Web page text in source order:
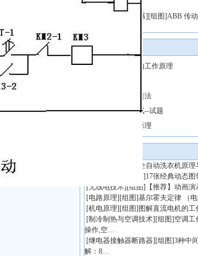
设…
变频器与软启动器][组图]ABB 传
推荐文章
·图解直流电机的工作原理
三相电原理和接法
·初级电工证考试--试题
软启动器工作原理
全自动洗衣机原
[组图]17张经典动态
[ 无线电技术 ][组图] 【推荐】动画
[电路原理][组图]基尔霍夫定律 （电
[机电原理][组图] 图解直流电机的工
[制冷制热与空调技术][组图]空调工
操作,空…
[继电器接触器断路器][组图]3种中
解：8…